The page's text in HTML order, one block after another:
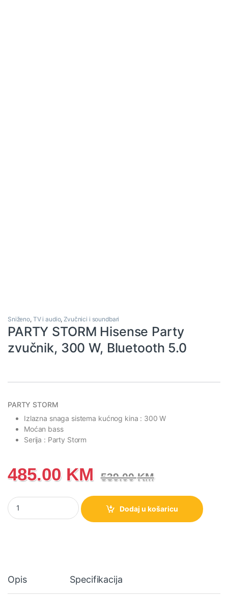
Sniženo, TV i audio,Zvučnici i soundbari
PARTY STORM Hisense Party
zvučnik, 300 W, Bluetooth 5.0
PARTY STORM
Izlazna snaga sistema kućnog kina : 300 W
Moćan bass
Serija : Party Storm
485.00 KM 539.00KM
PARTY STORM Hisense Party zvučnik, 300 W, Bluetooth 5.0
Dodaj u košaricu
Opis Specifikacija